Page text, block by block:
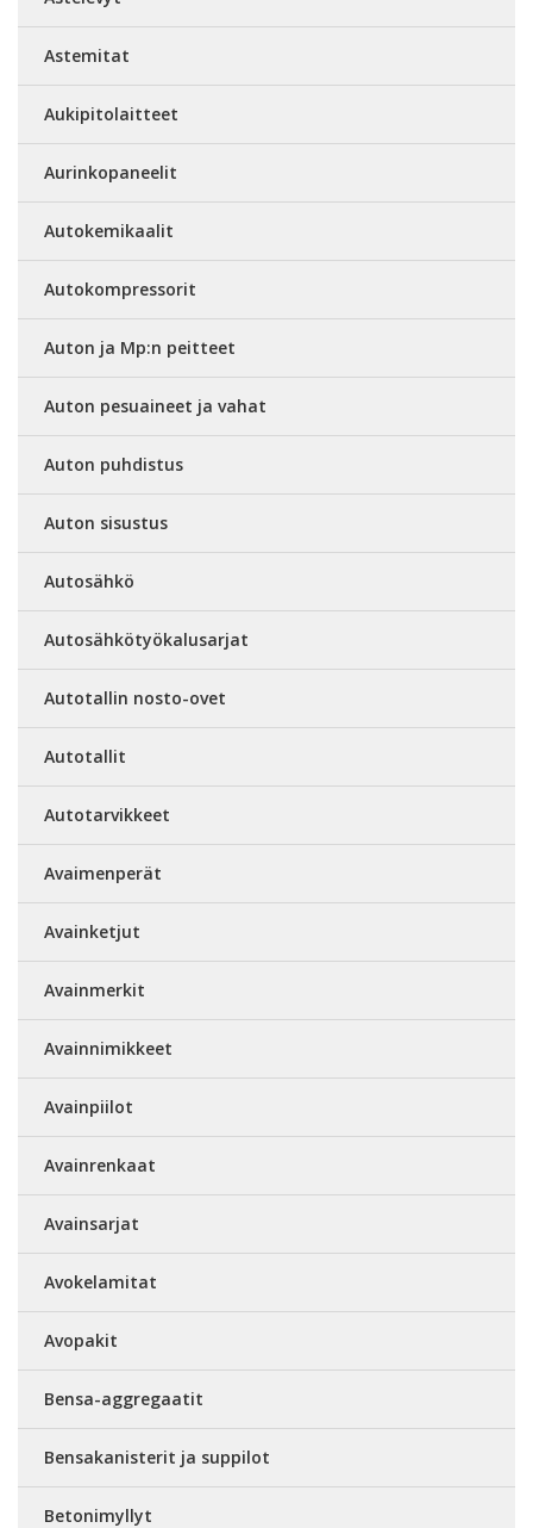
Astemitat
Aukipitolaitteet
Aurinkopaneelit
Autokemikaalit
Autokompressorit
Auton ja Mp:n peitteet
Auton pesuaineet ja vahat
Auton puhdistus
Auton sisustus
Autosähkö
Autosähkötyökalusarjat
Autotallin nosto-ovet
Autotallit
Autotarvikkeet
Avaimenperät
Avainketjut
Avainmerkit
Avainnimikkeet
Avainpiilot
Avainrenkaat
Avainsarjat
Avokelamitat
Avopakit
Bensa-aggregaatit
Bensakanisterit ja suppilot
Betonimyllyt